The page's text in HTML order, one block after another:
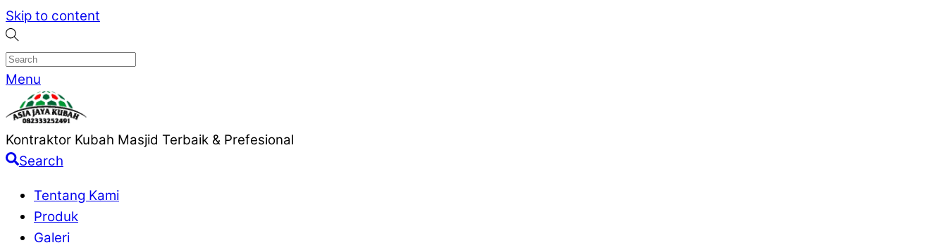
Skip to content
Menu
Kontraktor Kubah Masjid Terbaik & Prefesional
Search
Tentang Kami
Produk
Galeri